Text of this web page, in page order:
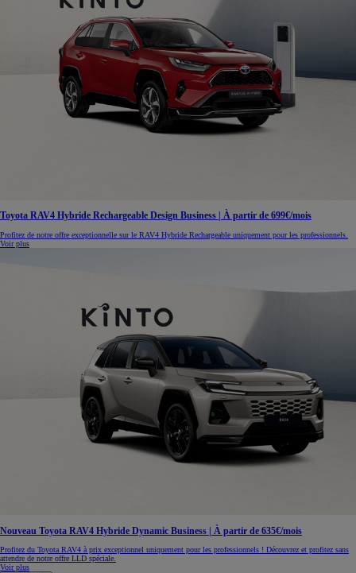
Toyota RAV4 Hybride Rechargeable Design Business | À partir de 699€/mois
Profitez de notre offre exceptionnelle sur le RAV4 Hybride Rechargeable uniquement pour les professionnels.
Voir plus
Nouveau Toyota RAV4 Hybride Dynamic Business | À partir de 635€/mois
Profitez du Toyota RAV4 à prix exceptionnel uniquement pour les professionnels ! Découvrez et profitez sans
attendre de notre offre LLD spéciale.
Voir plus